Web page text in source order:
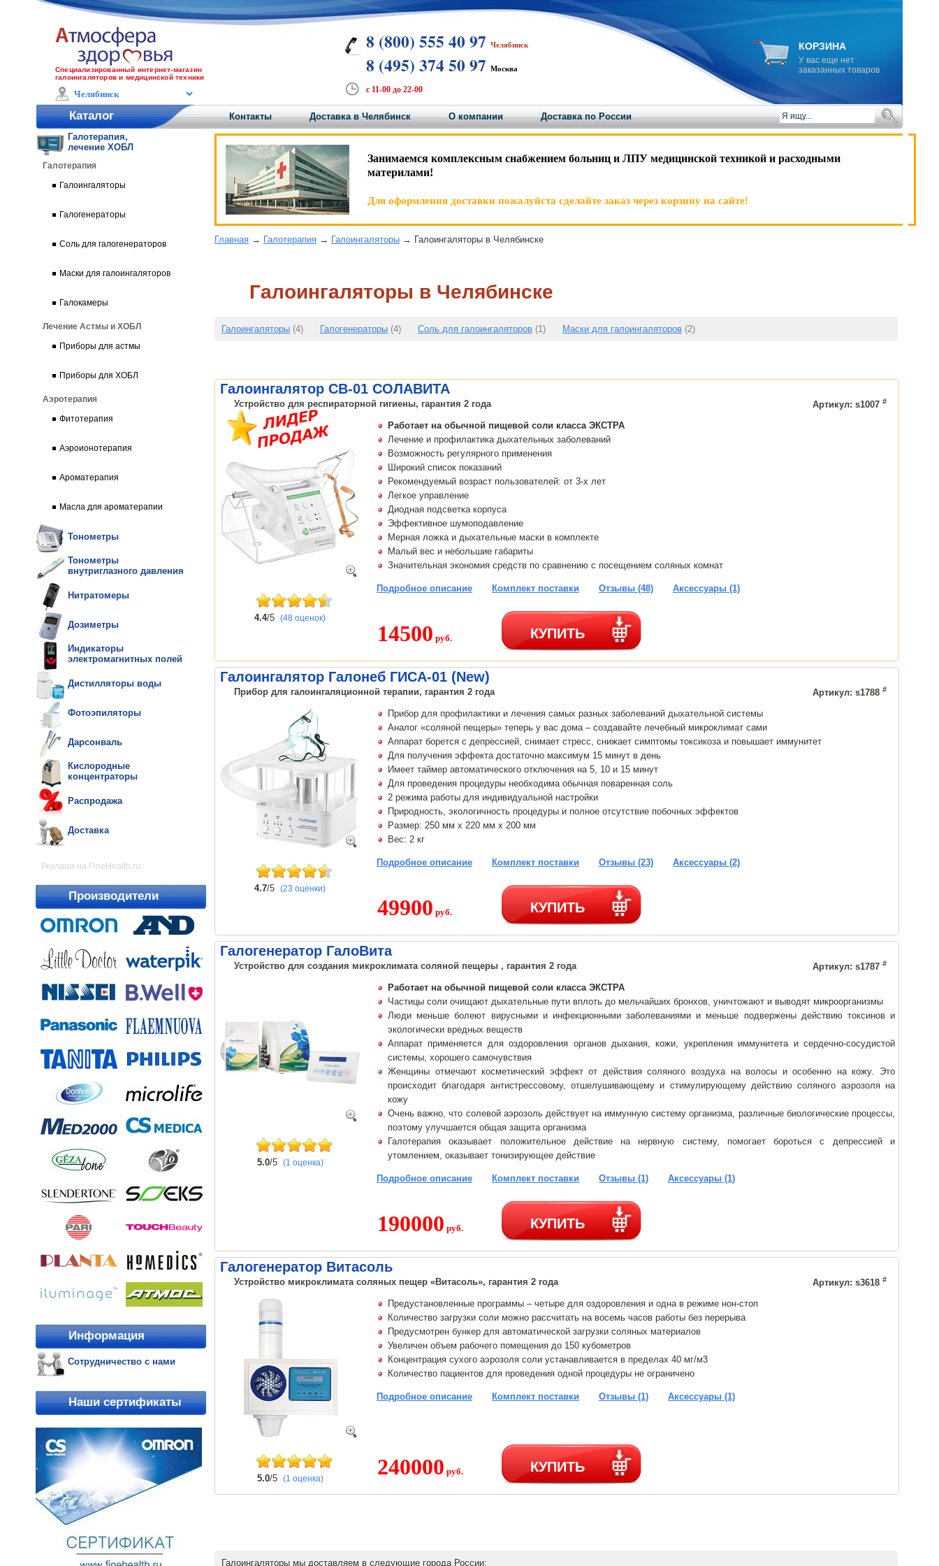
Специализированный интернет-магазин
галоингаляторов и медицинской техники
8 (800) 555 40 97 Челябинск
8 (495) 374 50 97 Москва
с 11-00 до 22-00
КОРЗИНА
У вас еще нет
заказанных товаров
Каталог Контакты Доставка в Челябинск О компании
Доставка по России
Галотерапия,
лечение ХОБЛ
Галотерапия
Галоингаляторы
Галогенераторы
Соль для галогенераторов
Маски для галоингаляторов
Галокамеры
Лечение Астмы и ХОБЛ
Приборы для астмы
Приборы для ХОБЛ
Аэротерапия
Фитотерапия
Аэроионотерапия
Ароматерапия
Масла для ароматерапии
Тонометры
Тонометры
внутриглазного давления
Нитратомеры
Дозиметры
Индикаторы
электромагнитных полей
Дистилляторы воды
Фотоэпиляторы
Дарсонваль
Кислородные
концентраторы
Распродажа
Доставка
Реклама на FineHealth.ru:
Производители
Информация
Сотрудничество с нами
Наши сертификаты
Занимаемся комплексным снабжением больниц и ЛПУ медицинской техникой и расходными
материлами!
Для оформления доставки пожалуйста сделайте заказ через корзину на сайте!
Главная → Галотерапия → Галоингаляторы → Галоингаляторы в Челябинске
Галоингаляторы в Челябинске
Галоингаляторы (4) Галогенераторы (4) Соль для галоингаляторов (1) Маски для галоингаляторов (2)
Галоингалятор CB-01 СОЛАВИТА
Устройство для респираторной гигиены, гарантия 2 года Артикул: s1007 #
4.4/5 (48 оценок)
Работает на обычной пищевой соли класса ЭКСТРА
Лечение и профилактика дыхательных заболеваний
Возможность регулярного применения
Широкий список показаний
Рекомендуемый возраст пользователей: от 3-х лет
Легкое управление
Диодная подсветка корпуса
Эффективное шумоподавление
Мерная ложка и дыхательные маски в комплекте
Малый вес и небольшие габариты
Значительная экономия средств по сравнению с посещением соляных комнат
Подробное описание Комплект поставки Отзывы (48) Аксессуары (1)
14500 руб. КУПИТЬ
Галоингалятор Галонеб ГИСА-01 (New)
Прибор для галоингаляционной терапии, гарантия 2 года Артикул: s1788 #
4.7/5 (23 оценки)
Прибор для профилактики и лечения самых разных заболеваний дыхательной системы
Аналог «соляной пещеры» теперь у вас дома – создавайте лечебный микроклимат сами
Аппарат борется с депрессией, снимает стресс, снижает симптомы токсикоза и повышает иммунитет
Для получения эффекта достаточно максимум 15 минут в день
Имеет таймер автоматического отключения на 5, 10 и 15 минут
Для проведения процедуры необходима обычная поваренная соль
2 режима работы для индивидуальной настройки
Природность, экологичность процедуры и полное отсутствие побочных эффектов
Размер: 250 мм х 220 мм х 200 мм
Вес: 2 кг
Подробное описание Комплект поставки Отзывы (23) Аксессуары (2)
49900 руб. КУПИТЬ
Галогенератор ГалоВита
Устройство для создания микроклимата соляной пещеры , гарантия 2 года Артикул: s1787 #
5.0/5 (1 оценка)
Работает на обычной пищевой соли класса ЭКСТРА
Частицы соли очищают дыхательные пути вплоть до мельчайших бронхов, уничтожают и выводят микроорганизмы
Люди меньше болеют вирусными и инфекционными заболеваниями и меньше подвержены действию токсинов и
экологически вредных веществ
Аппарат применяется для оздоровления органов дыхания, кожи, укрепления иммунитета и сердечно-сосудистой
системы, хорошего самочувствия
Женщины отмечают косметический эффект от действия соляного воздуха на волосы и особенно на кожу. Это
происходит благодаря антистрессовому, отшелушивающему и стимулирующему действию соляного аэрозоля на
кожу
Очень важно, что солевой аэрозоль действует на иммунную систему организма, различные биологические процессы,
поэтому улучшается общая защита организма
Галотерапия оказывает положительное действие на нервную систему, помогает бороться с депрессией и
утомлением, оказывает тонизирующее действие
Подробное описание Комплект поставки Отзывы (1) Аксессуары (1)
190000 руб. КУПИТЬ
Галогенератор Витасоль
Устройство микроклимата соляных пещер «Витасоль», гарантия 2 года Артикул: s3618 #
5.0/5 (1 оценка)
Предустановленные программы – четыре для оздоровления и одна в режиме нон-стоп
Количество загрузки соли можно рассчитать на восемь часов работы без перерыва
Предусмотрен бункер для автоматической загрузки соляных материалов
Увеличен объем рабочего помещения до 150 кубометров
Концентрация сухого аэрозоля соли устанавливается в пределах 40 мг/м3
Количество пациентов для проведения одной процедуры не ограничено
Подробное описание Комплект поставки Отзывы (1) Аксессуары (1)
240000 руб. КУПИТЬ
Галоингаляторы мы доставляем в следующие города России: